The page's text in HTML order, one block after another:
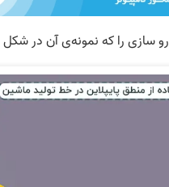
سازی را که نمونه‌ی آن در شکل